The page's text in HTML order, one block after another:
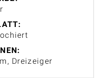
Dreizeiger